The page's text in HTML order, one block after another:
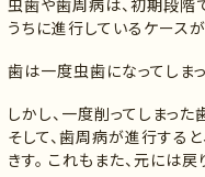
うちに進行しているケースが
歯は一度虫歯になってしま
しかし、一度削ってしまった
そして、歯周病が進行する
きす。 これもまた、元には戻